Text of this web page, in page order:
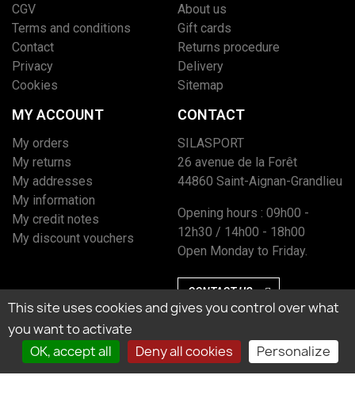
CGV
Terms and conditions
Contact
Privacy
Cookies
About us
Gift cards
Returns procedure
Delivery
Sitemap
MY ACCOUNT
My orders
My returns
My addresses
My information
My credit notes
My discount vouchers
CONTACT
SILASPORT
26 avenue de la Forêt
44860 Saint-Aignan-Grandlieu
Opening hours : 09h00 -
12h30 / 14h00 - 18h00
Open Monday to Friday.
CONTACT US
Marchand approuvé par la Société des Avis Garantis, cliquez ici pour vérifier
l’attestation.
This site uses cookies and gives you control over what
you want to activate
OK, accept all
Deny all cookies Personalize